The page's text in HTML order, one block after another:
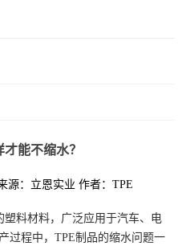
能不缩水？
源：立恩实业 作者：TPE
料材料，广泛应用于汽车、电
过程中，TPE制品的缩水问题一